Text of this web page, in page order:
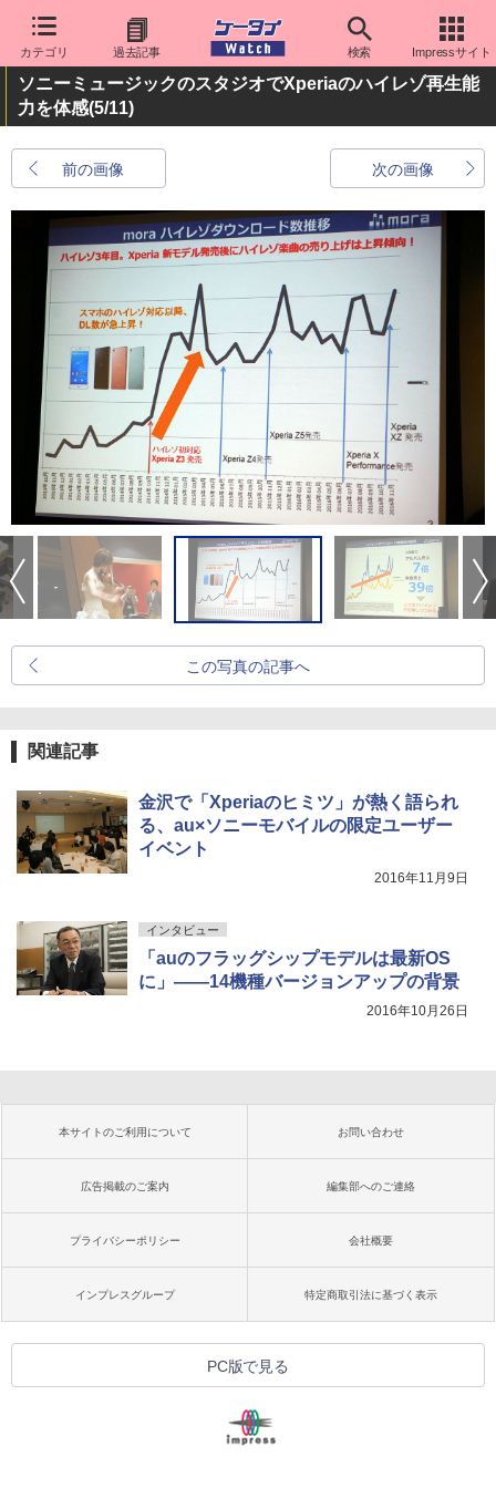
カテゴリ 過去記事 検索 Impressサイト
ソニーミュージックのスタジオでXperiaのハイレゾ再生能
力を体感(5/11)
前の画像 次の画像
この写真の記事へ
関連記事
金沢で「Xperiaのヒミツ」が熱く語られ
る、au×ソニーモバイルの限定ユーザー
イベント
2016年11月9日
インタビュー
「auのフラッグシップモデルは最新OS
に」――14機種バージョンアップの背景
2016年10月26日
本サイトのご利用について お問い合わせ
広告掲載のご案内 編集部へのご連絡
プライバシーポリシー 会社概要
インプレスグループ 特定商取引法に基づく表示
PC版で見る